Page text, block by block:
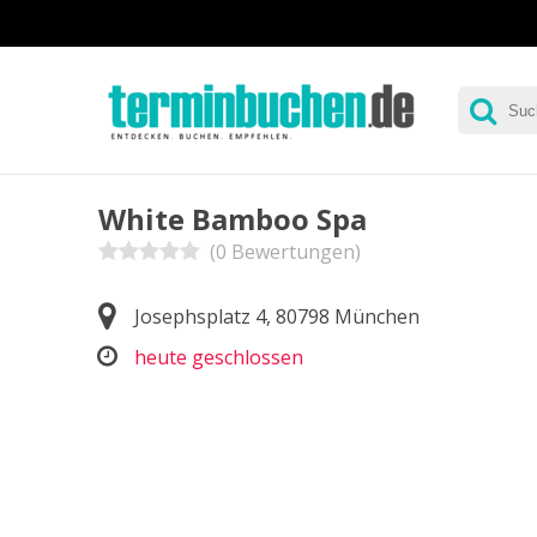
White Bamboo Spa
(0 Bewertungen)
Josephsplatz 4, 80798 München
heute geschlossen